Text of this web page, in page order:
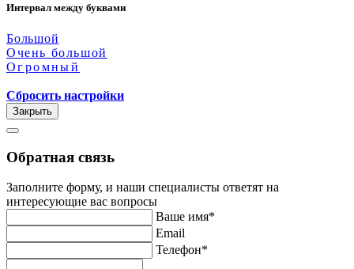
Интервал между буквами
Большой
Очень большой
Огромный
Сбросить настройки
Закрыть
Обратная связь
Заполните форму, и наши специалисты ответят на
интересующие вас вопросы
Ваше имя*
Email
Телефон*